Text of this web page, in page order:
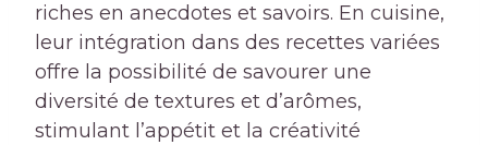
riches en anecdotes et savoirs. En cuisine,
leur intégration dans des recettes variées
offre la possibilité de savourer une
diversité de textures et d’arômes,
stimulant l’appétit et la créativité